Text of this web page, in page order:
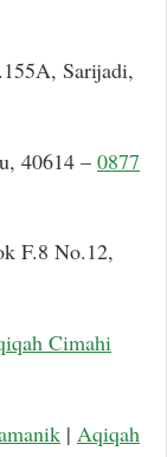
Sarijadi,
40614 – 0877
F.8 No.12,
Cimahi
| Aqiqah